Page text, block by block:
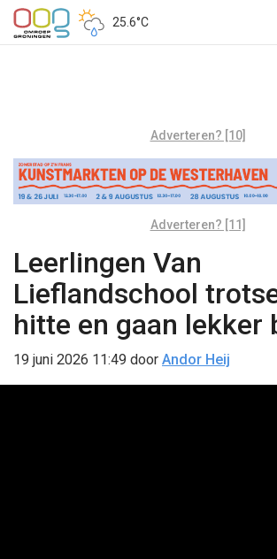
25.6°C
Adverteren? [10]
Adverteren? [11]
Leerlingen Van
Lieflandschool
hitte en gaan lekker
19 juni 2026 11:49 door Andor Heij